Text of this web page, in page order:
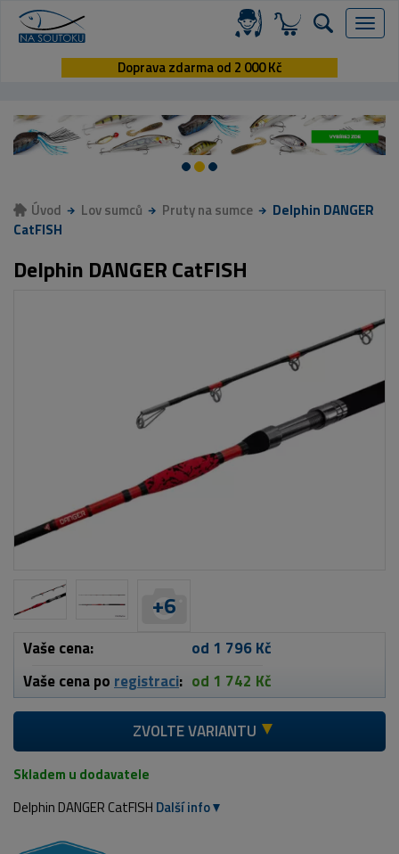
Menu
Doprava zdarma od 2 000 Kč
Úvod Lov sumců Pruty na sumce
Delphin DANGER
CatFISH
Delphin DANGER CatFISH
+6
Vaše cena:
od 1 796 Kč
Vaše cena po registraci: od 1 742 Kč
ZVOLTE VARIANTU
Skladem u dodavatele
Delphin DANGER CatFISH Další info